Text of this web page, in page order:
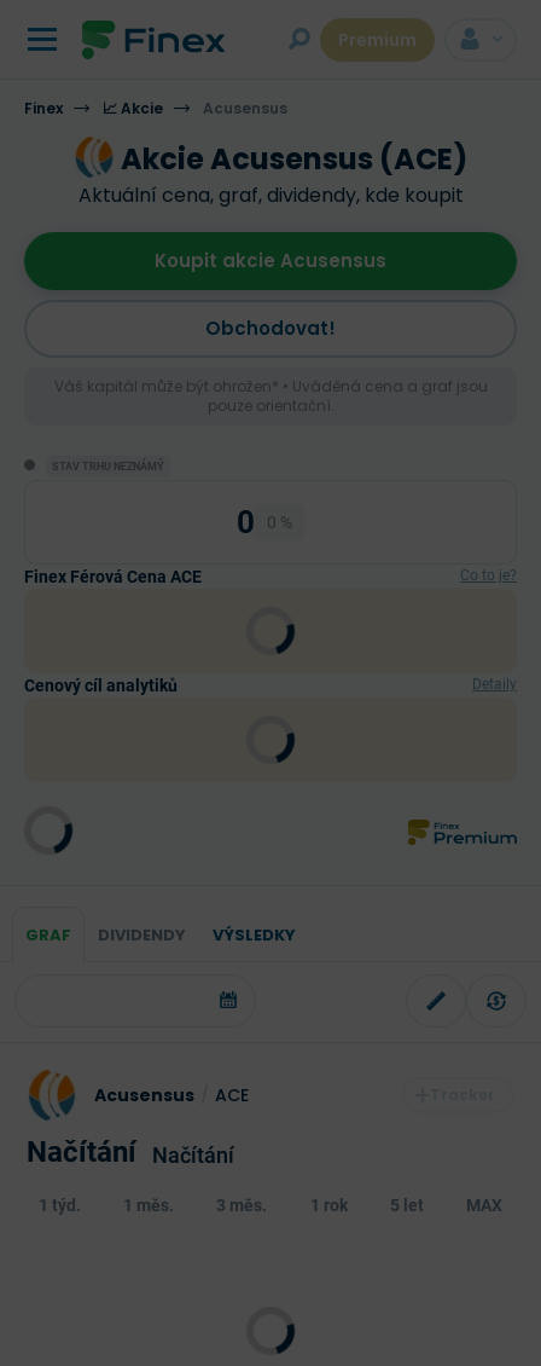
Premium
Finex 📈 Akcie Acusensus
Akcie Acusensus (ACE)
Aktuální cena, graf, dividendy, kde koupit
Obchodovat!
Koupit akcie Acusensus
Váš kapitál může být ohrožen* • Uváděná cena a graf jsou
pouze orientační.
STAV TRHU NEZNÁMÝ
0 0 %
Finex Férová Cena ACE Co to je?
Cenový cíl analytiků Detaily
GRAF DIVIDENDY VÝSLEDKY
Acusensus ACE
Načítání Načítání
1 týd. 1 měs. 3 měs. 1 rok 5 let MAX